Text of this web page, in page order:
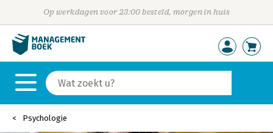
Op werkdagen voor 23:00 besteld, morgen in huis
Psychologie